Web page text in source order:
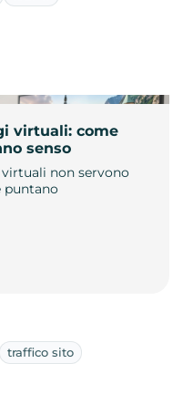
virtuali: come
senso
non servono
puntano
traffico sito